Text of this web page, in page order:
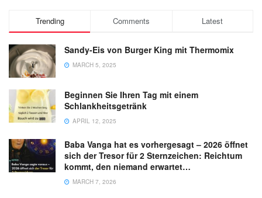
Trending Comments Latest
Sandy-Eis von Burger King mit Thermomix
MARCH 5, 2025
Beginnen Sie Ihren Tag mit einem
Schlankheitsgetränk
APRIL 12, 2025
Baba Vanga hat es vorhergesagt – 2026 öffnet
sich der Tresor für 2 Sternzeichen: Reichtum
kommt, den niemand erwartet…
MARCH 7, 2026